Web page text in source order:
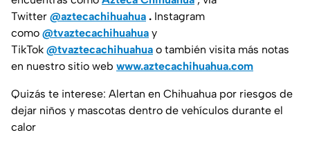
Twitter @aztecachihuahua . Instagram
como @tvaztecachihuahua y
TikTok @tvaztecachihuahua o también visita más notas
en nuestro sitio web www.aztecachihuahua.com
Quizás te interese: Alertan en Chihuahua por riesgos de
dejar niños y mascotas dentro de vehículos durante el
calor